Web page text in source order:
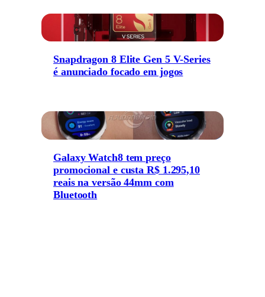
Snapdragon 8 Elite Gen 5 V-Series
é anunciado focado em jogos
Galaxy Watch8 tem preço
promocional e custa R$ 1.295,10
reais na versão 44mm com
Bluetooth